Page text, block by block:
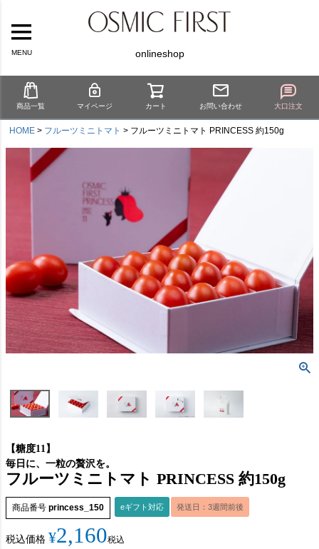
MENU onlineshop
商品一覧 マイページ カート お問い合わせ 大口注文
HOME フルーツミニトマト フルーツミニトマト PRINCESS 約150g
【糖度11】
毎日に、一粒の贅沢を。
フルーツミニトマト PRINCESS 約150g
商品番号 princess_150 eギフト対応 発送日：3週間前後
税込価格 ¥2,160税込